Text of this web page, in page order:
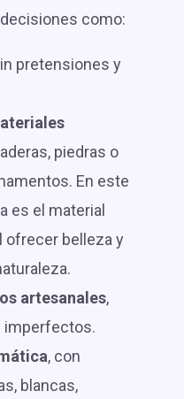
como:
pretensiones y
piedras o
En este
es el material
ofrecer belleza y
artesanales,
imperfectos.
, con
blancas,